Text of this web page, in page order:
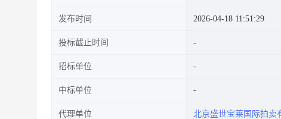
发布时间 2026-04-18 11:51:29
投标截止时间
招标单位
中标单位
代理单位 北京盛世宝莱国际拍卖